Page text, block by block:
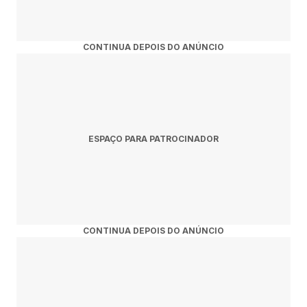
CONTINUA DEPOIS DO ANÚNCIO
ESPAÇO PARA PATROCINADOR
CONTINUA DEPOIS DO ANÚNCIO